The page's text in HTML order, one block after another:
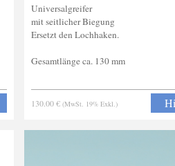
Universalgreifer
mit seitlicher Biegung
Ersetzt den Lochhaken.
Gesamtlänge ca. 130 mm
130.00 € (MwSt. 19% Exkl.)